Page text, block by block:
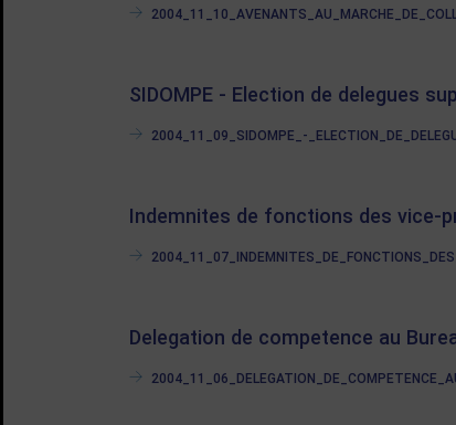
SIDOMPE - Election de delegues
2004_11_09_SIDOMPE_-
Indemnites de fonctions des vice-
Delegation de competence au